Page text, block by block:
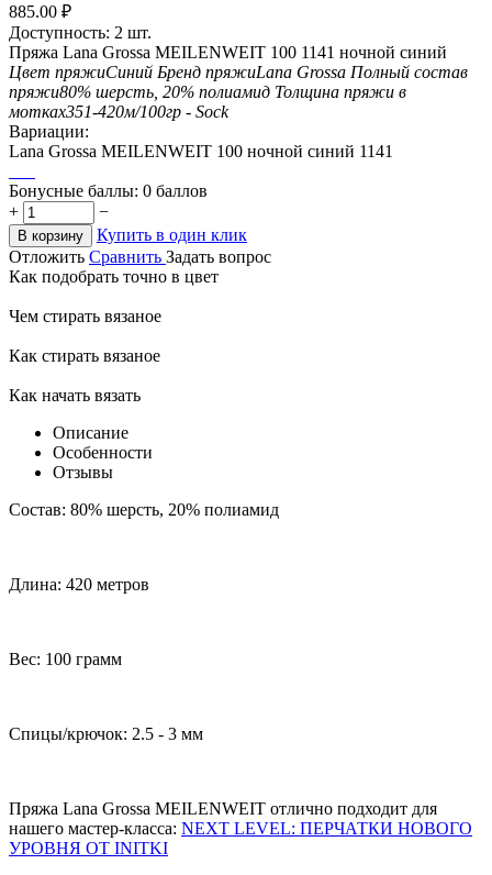
885.00 ₽
Доступность: 2 шт.
Пряжа Lana Grossa MEILENWEIT 100 1141 ночной синий
Цвет пряжиСиний Бренд пряжиLana Grossa Полный состав
пряжи80% шерсть, 20% полиамид Толщина пряжи в
мотках351-420м/100гр - Sock
Вариации:
Lana Grossa MEILENWEIT 100 ночной синий 1141
Бонусные баллы: 0 баллов
+
−
В корзину
Купить в один клик
Отложить Сравнить Задать вопрос
Как подобрать точно в цвет
Чем стирать вязаное
Как стирать вязаное
Как начать вязать
Описание
Особенности
Отзывы
Состав: 80% шерсть, 20% полиамид
Длина: 420 метров
Вес: 100 грамм
Спицы/крючок: 2.5 - 3 мм
Пряжа Lana Grossa MEILENWEIT отлично подходит для
нашего мастер-класса: NEXT LEVEL: ПЕРЧАТКИ НОВОГО
УРОВНЯ ОТ INITKI